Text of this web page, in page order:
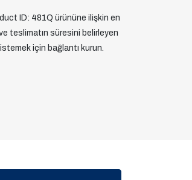
ID: 481Q ürününe ilişkin en
teslimatın süresini belirleyen
için bağlantı kurun.